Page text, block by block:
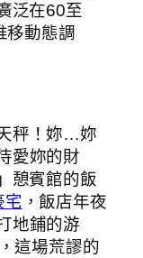
泛在60至
移動態調
秤！妳…妳
愛妳的財
憩賓館的飯
宅 ，飯店年夜
地鋪的游
這場荒謬的